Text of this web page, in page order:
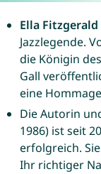
Ella Fitzgerald
Jazzlegende.
die Königin des
Gall
eine
Die Autorin
1986) ist seit
erfolgreich.
Ihr richtiger